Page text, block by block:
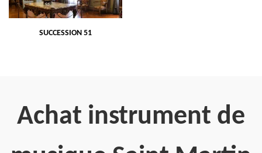
SUCCESSION 51
Achat instrument de